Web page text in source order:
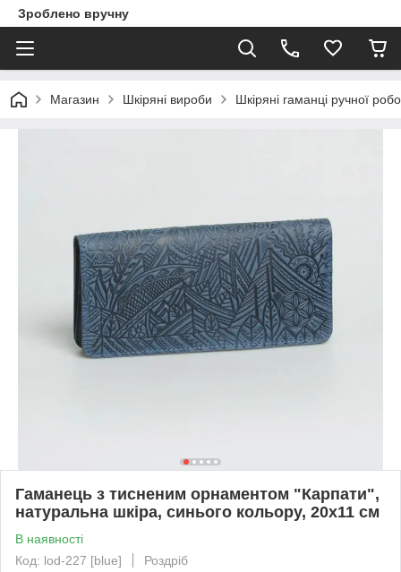
Зроблено вручну
Магазин Шкіряні вироби Шкіряні гаманці ручної
Гаманець з тисненим орнаментом "Карпати",
натуральна шкіра, синього кольору, 20х11 см
В наявності
Код: lod-227 [blue]
Роздріб